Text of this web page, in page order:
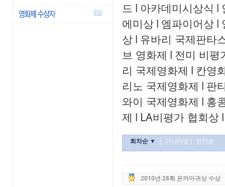
드 l 아카데미시상식 l
에미상 l 엠파이어상 l
상 l 유바리 국제판타
브 영화제 l 전미 비평
리 국제영화제 l 칸영
리노 국제영화제 l 판
와이 국제영화제 l 홍
제 l LA비평가 협회상 l
회차순 ▼ | 가나다순 | 인기순
2010년 28회 은까마귀상 수상